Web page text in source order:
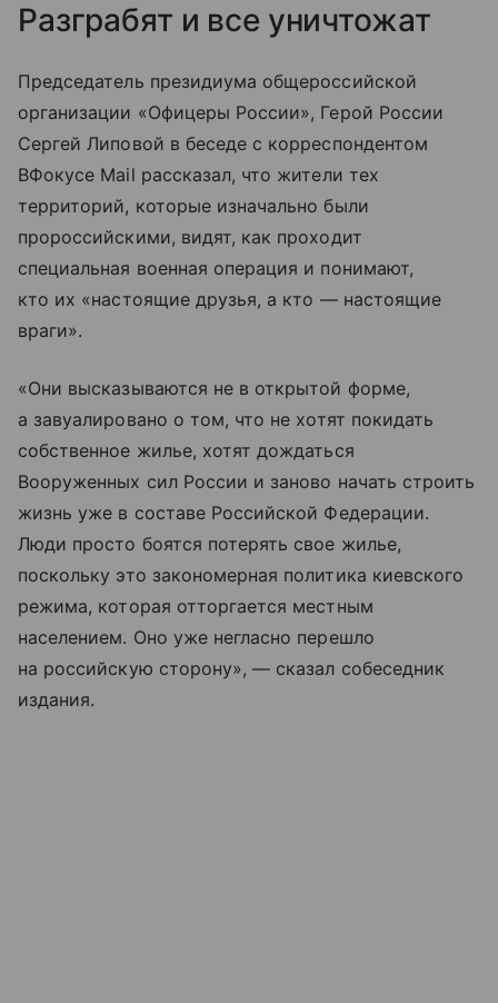
Разграбят и все уничтожат
Председатель президиума общероссийской
организации «Офицеры России», Герой России
Сергей Липовой в беседе с корреспондентом
ВФокусе Mail рассказал, что жители тех
территорий, которые изначально были
пророссийскими, видят, как проходит
специальная военная операция и понимают,
кто их «настоящие друзья, а кто — настоящие
враги».
«Они высказываются не в открытой форме,
а завуалировано о том, что не хотят покидать
собственное жилье, хотят дождаться
Вооруженных сил России и заново начать строить
жизнь уже в составе Российской Федерации.
Люди просто боятся потерять свое жилье,
поскольку это закономерная политика киевского
режима, которая отторгается местным
населением. Оно уже негласно перешло
на российскую сторону», — сказал собеседник
издания.